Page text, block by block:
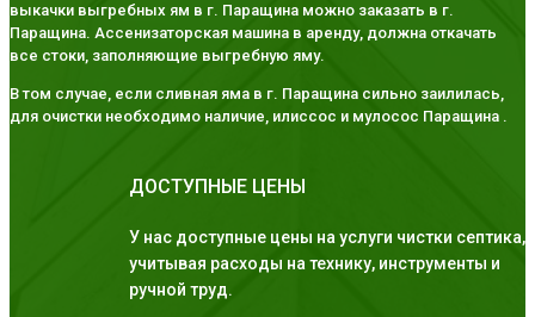
выкачки выгребных ям в г. Паращина можно заказать в г.
Паращина. Ассенизаторская машина в аренду, должна откачать
все стоки, заполняющие выгребную яму.
В том случае, если сливная яма в г. Паращина сильно заилилась,
для очистки необходимо наличие, илиссос и мулосос Паращина .
ДОСТУПНЫЕ ЦЕНЫ
У нас доступные цены на услуги чистки септика,
учитывая расходы на технику, инструменты и
ручной труд.